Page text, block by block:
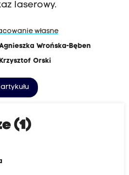
laserowy.
własne
Wrońska-Bęben
Orski
(1)